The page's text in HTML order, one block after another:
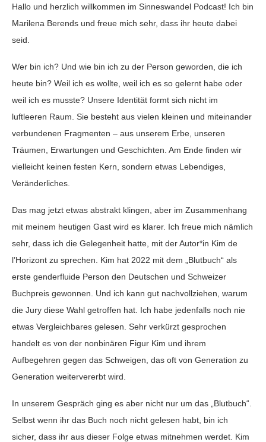
Hallo und herzlich willkommen im Sinneswandel Podcast! Ich bin
Marilena Berends und freue mich sehr, dass ihr heute dabei
seid.
Wer bin ich? Und wie bin ich zu der Person geworden, die ich
heute bin? Weil ich es wollte, weil ich es so gelernt habe oder
weil ich es musste? Unsere Identität formt sich nicht im
luftleeren Raum. Sie besteht aus vielen kleinen und miteinander
verbundenen Fragmenten – aus unserem Erbe, unseren
Träumen, Erwartungen und Geschichten. Am Ende finden wir
vielleicht keinen festen Kern, sondern etwas Lebendiges,
Veränderliches.
Das mag jetzt etwas abstrakt klingen, aber im Zusammenhang
mit meinem heutigen Gast wird es klarer. Ich freue mich nämlich
sehr, dass ich die Gelegenheit hatte, mit der Autor*in Kim de
l’Horizont zu sprechen. Kim hat 2022 mit dem „Blutbuch“ als
erste genderfluide Person den Deutschen und Schweizer
Buchpreis gewonnen. Und ich kann gut nachvollziehen, warum
die Jury diese Wahl getroffen hat. Ich habe jedenfalls noch nie
etwas Vergleichbares gelesen. Sehr verkürzt gesprochen
handelt es von der nonbinären Figur Kim und ihrem
Aufbegehren gegen das Schweigen, das oft von Generation zu
Generation weitervererbt wird.
In unserem Gespräch ging es aber nicht nur um das „Blutbuch“.
Selbst wenn ihr das Buch noch nicht gelesen habt, bin ich
sicher, dass ihr aus dieser Folge etwas mitnehmen werdet. Kim